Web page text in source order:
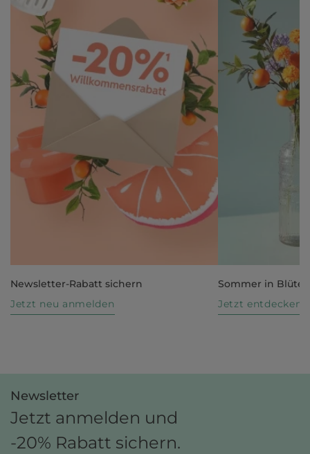
Newsletter-Rabatt sichern
Jetzt neu anmelden
Sommer in Blüte
Jetzt entdecken
Newsletter
Jetzt anmelden und
-20% Rabatt sichern.